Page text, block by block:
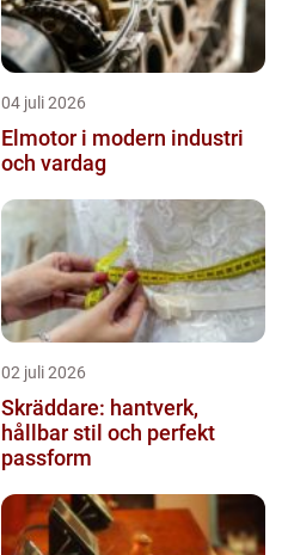
04 juli 2026
Elmotor i modern industri
och vardag
02 juli 2026
Skräddare: hantverk,
hållbar stil och perfekt
passform